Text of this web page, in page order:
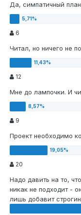
Да, симпатичный
6
Читал, но ничего не
12
Мне до лампочки. И
9
Проект необходимо
20
Надо давить на то,
никак не подходит -
лишь добавит